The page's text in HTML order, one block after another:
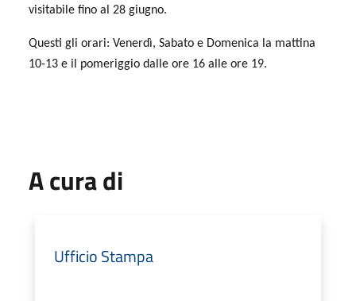
visitabile fino al 28 giugno.
Questi gli orari: Venerdì, Sabato e Domenica la mattina
10-13 e il pomeriggio dalle ore 16 alle ore 19.
A cura di
Ufficio Stampa